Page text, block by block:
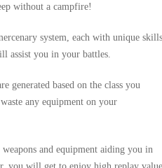
without a campfire!
system, each with unique skills
assist you in your battles.
generated based on the class you
any equipment on your
and equipment aiding you in